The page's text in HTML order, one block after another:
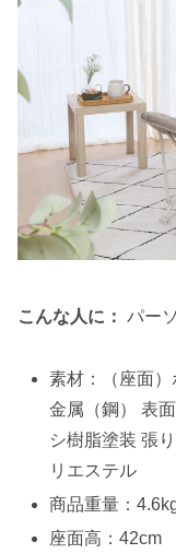
こんな人に： パー
素材：（座面）
金属（鋼） 表
シ樹脂塗装 張
リエステル
商品重量：
座面高：42cm